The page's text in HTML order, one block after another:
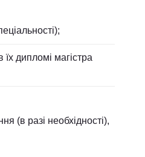
їх дипломі магістра
(в разі необхідності),